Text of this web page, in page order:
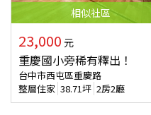
相似社區
23,000 元
重慶國小旁稀有釋出！
台中市西屯區重慶路
整層住家 38.71坪 2房2廳